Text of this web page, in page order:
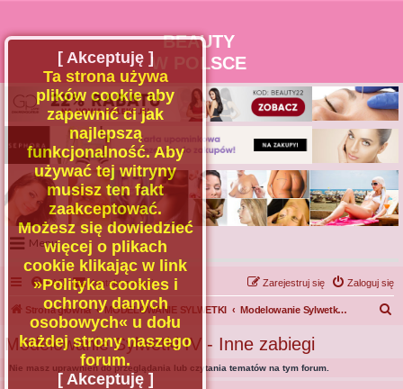
BEAUTY
W POLSCE
Menu
Portal
Facebook
Regulamin
Zapytaj administratora
Kontakt
FAQ Kontakt z nami Zaloguj się
Zarejestruj się
Strona główna MODELOWANIE SYLWETKI Modelowanie Sylwetki IV - Inne zabiegi
Modelowanie Sylwetki IV - Inne zabiegi
Nie masz uprawnień do przeglądania lub czytania tematów na tym forum.
[ Akceptuję ]
Ta strona używa
plików cookie aby
zapewnić ci jak
najlepszą
funkcjonalność. Aby
używać tej witryny
musisz ten fakt
zaakceptować.
Możesz się dowiedzieć
więcej o plikach
cookie klikając w link
»Polityka cookies i
ochrony danych
osobowych« u dołu
każdej strony naszego
forum.
[ Akceptuję ]